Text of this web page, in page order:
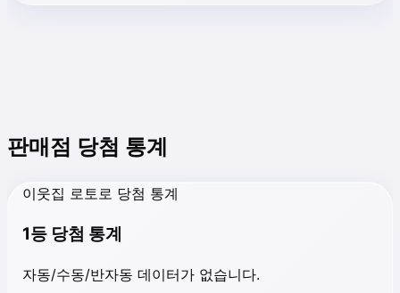
판매점 당첨 통계
이웃집 로토로 당첨 통계
1등 당첨 통계
자동/수동/반자동 데이터가 없습니다.